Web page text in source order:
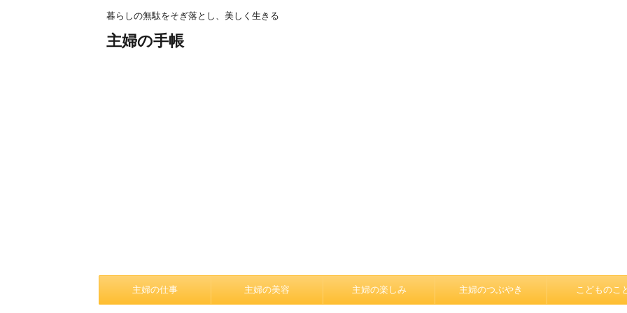
暮らしの無駄をそぎ落とし、美しく生きる
主婦の手帳
主婦の仕事 主婦の美容 主婦の楽しみ 主婦のつぶやき こどものこ